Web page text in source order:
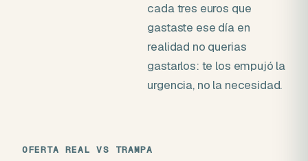
cada tres euros que
gastaste ese día en
realidad no querias
gastarlos: te los empujó la
urgencia, no la necesidad.
OFERTA REAL VS TRAMPA